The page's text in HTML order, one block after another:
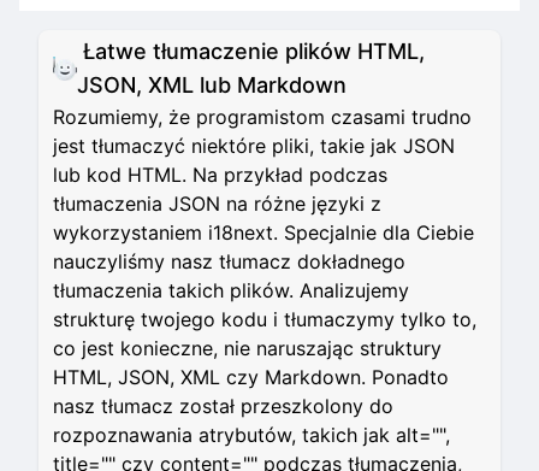
Łatwe tłumaczenie plików HTML,
JSON, XML lub Markdown
Rozumiemy, że programistom czasami trudno
jest tłumaczyć niektóre pliki, takie jak JSON
lub kod HTML. Na przykład podczas
tłumaczenia JSON na różne języki z
wykorzystaniem i18next. Specjalnie dla Ciebie
nauczyliśmy nasz tłumacz dokładnego
tłumaczenia takich plików. Analizujemy
strukturę twojego kodu i tłumaczymy tylko to,
co jest konieczne, nie naruszając struktury
HTML, JSON, XML czy Markdown. Ponadto
nasz tłumacz został przeszkolony do
rozpoznawania atrybutów, takich jak alt="",
title="" czy content="" podczas tłumaczenia,